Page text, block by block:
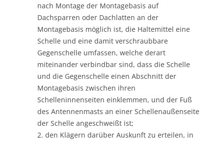
nach Montage der Montagebasis auf
Dachsparren oder Dachlatten an der
Montagebasis möglich ist, die Haltemittel eine
Schelle und eine damit verschraubbare
Gegenschelle umfassen, welche derart
miteinander verbindbar sind, dass die Schelle
und die Gegenschelle einen Abschnitt der
Montagebasis zwischen ihren
Schelleninnenseiten einklemmen, und der Fuß
des Antennenmasts an einer Schellenaußenseite
der Schelle angeschweißt ist;
2. den Klägern darüber Auskunft zu erteilen, in